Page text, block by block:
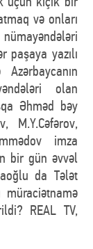
və onları
paşaya yazılı
olan
Əhməd bəy
M.Y.Cəfərov,
imza
bir gün əvvəl
da Tələt
REAL TV,